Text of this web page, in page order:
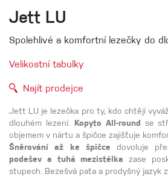
Jett LU
Spolehlivé a komfortní lezečky do
Velikostní tabulky
Najít prodejce
Jett LU je lezečka pro ty, kdo chtějí
dlouhém lezení. Kopyto All-round
se
objemem v nártu a špičce zajišťuje
Šněrování až ke špičce dovoluje
podešev a tuhá mezistélka zase
stupech. Bezešvá pata a prodyšný jazyk